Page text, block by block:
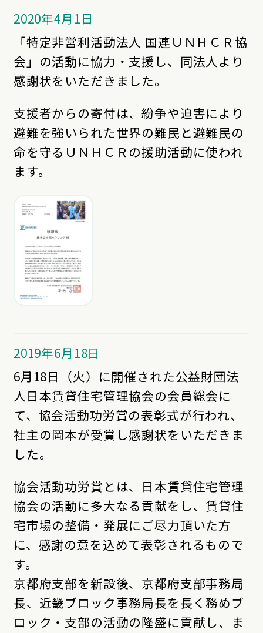
2020年4月1日
「特定非営利活動法人 国連ＵＮＨＣＲ協
会」の活動に協力・支援し、同法人より
感謝状をいただきました。
支援者からの寄付は、紛争や迫害により
避難を強いられた世界の難民と避難民の
命を守るＵＮＨＣＲの援助活動に使われ
ます。
2019年6月18日
6月18日（火）に開催された公益財団法
人日本賃貸住宅管理協会の会員総会に
て、協会活動功労賞の表彰式が行われ、
社主の岡本が受賞し感謝状をいただきま
した。
協会活動功労賞とは、日本賃貸住宅管理
協会の活動に多大なる貢献をし、賃貸住
宅市場の整備・発展にご尽力頂いた方
に、感謝の意を込めて表彰されるもので
す。
京都府支部を新設後、京都府支部事務局
長、近畿ブロック事務局長を長く務めブ
ロック・支部の活動の隆盛に貢献し、ま